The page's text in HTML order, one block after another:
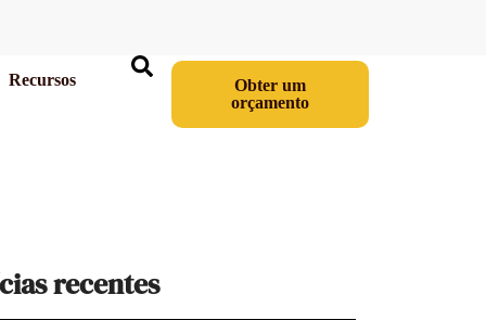
Recursos
Obter um
orçamento
recentes